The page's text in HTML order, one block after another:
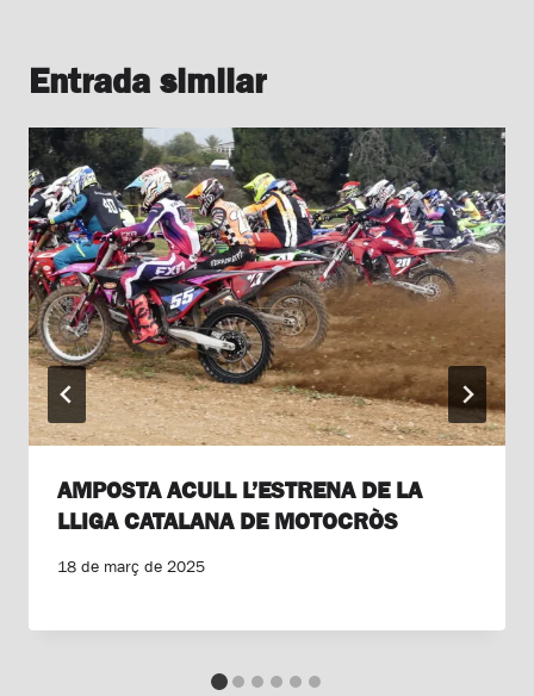
Entrada similar
AMPOSTA ACULL L’ESTRENA DE LA
LLIGA CATALANA DE MOTOCRÒS
18 de març de 2025